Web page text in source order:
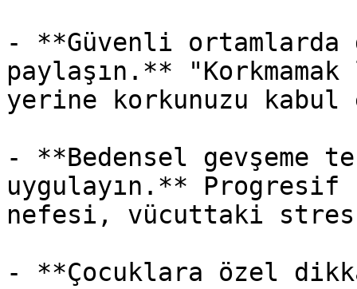
- **Güvenli ortamlarda
paylaşın.**
yerine korkunuzu kabul
- **Bedensel gevşeme
uygulayın.** Progresif
nefesi, vücuttaki
- **Çocuklara özel